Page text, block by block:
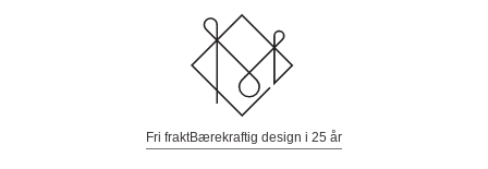
Fri fraktBærekraftig design i 25 år